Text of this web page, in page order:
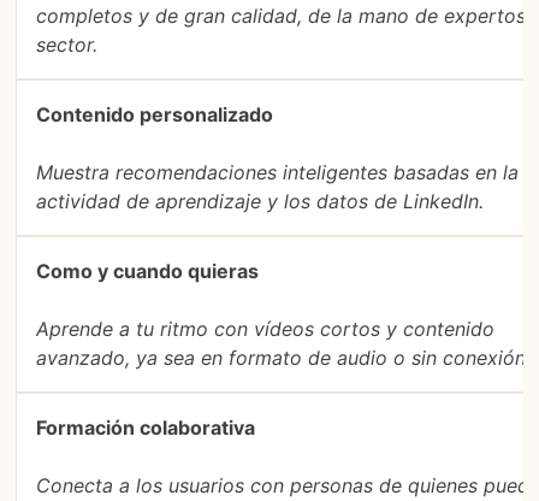
completos y de gran calidad, de la mano de expertos
sector.
Contenido personalizado
Muestra recomendaciones inteligentes basadas en la
actividad de aprendizaje y los datos de LinkedIn.
Como y cuando quieras
Aprende a tu ritmo con vídeos cortos y contenido
avanzado, ya sea en formato de audio o sin conexión.
Formación colaborativa
Conecta a los usuarios con personas de quienes